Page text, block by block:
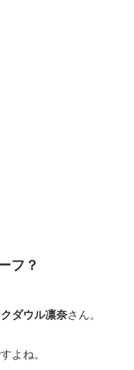
フ？
ダウル凛奈さん。
よね。